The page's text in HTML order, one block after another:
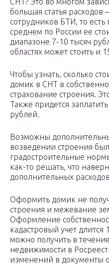
большая статья расходов
сотрудников БТИ, то есть
среднем по России ее
диапазоне 7-10 тысяч
областях может стоить и
Чтобы узнать, сколько
домик в СНТ в
страхование строения.
Также придется
рублей.
Возможны
возведении строения
градостроительные
как-то решать, что
дополнительных
Оформить домик не
строения и межевание
Оформление
кадастровый учет
можно получить в
недвижимости в
изменений в документы